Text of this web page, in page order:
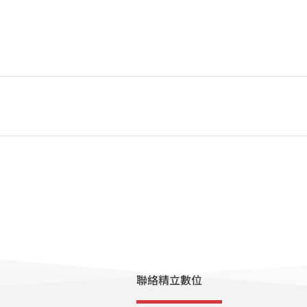
聯絡精立數位